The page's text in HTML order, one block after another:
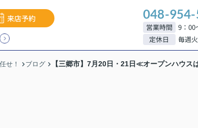
来店予約 048-
営業時間
9：00
定休日
毎週
せ！ ブログ 【三郷市】7月20日・21日≪オープンハウス